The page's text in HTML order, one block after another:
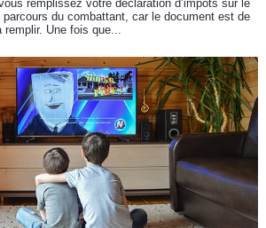
remplissez votre déclaration d’impôts sur le
du combattant, car le document est de
Une fois que...